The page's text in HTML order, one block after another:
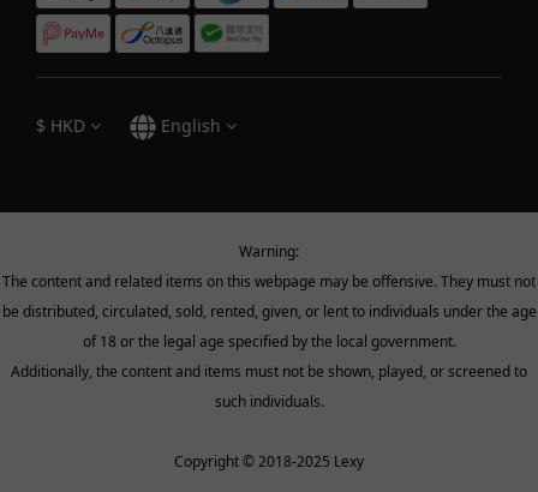
$ HKD English
Warning:
The content and related items on this webpage may be offensive. They must not
be distributed, circulated, sold, rented, given, or lent to individuals under the age
of 18 or the legal age specified by the local government.
Additionally, the content and items must not be shown, played, or screened to
such individuals.
Copyright © 2018-2025 Lexy